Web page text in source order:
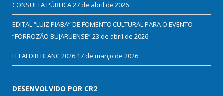
CONSULTA PÚBLICA27 de abril de 2026
EDITAL “LUIZ PIABA” DE FOMENTO CULTURAL PARA O EVENTO
“FORROZÃO BUJARUENSE”23 de abril de 2026
LEI ALDIR BLANC 2026 17 de março de 2026
DESENVOLVIDO POR CR2